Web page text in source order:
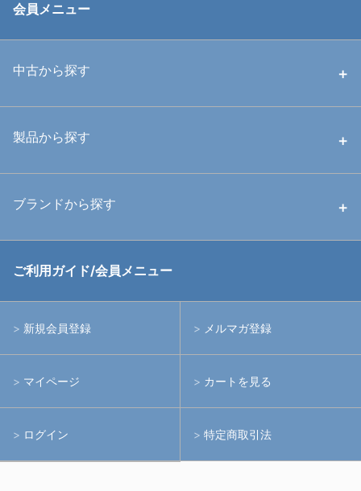
会員メニュー
中古から探す
中古ハウジング
中古アームシステム
製品から探す
ハウジング
ライト
アームシステム
アクションカメラ(GoPro等)
水中用品
ブランドから探す
RGBlue
イノン
ご利用ガイド/会員メニュー
新規会員登録 メルマガ登録
マイページ カートを見る
ログイン 特定商取引法